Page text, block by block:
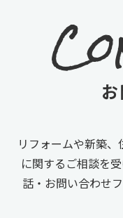
リフォームや新築
に関するご相談を受
話・お問い合わせ